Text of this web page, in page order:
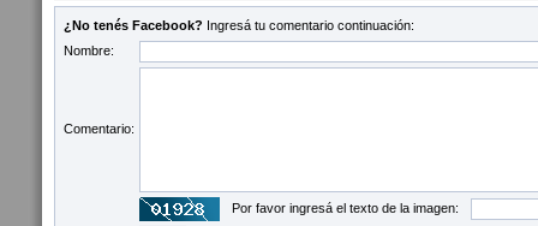
¿No tenés Facebook? Ingresá tu comentario continuación:
Nombre:
Comentario:
Por favor ingresá el texto de la imagen: